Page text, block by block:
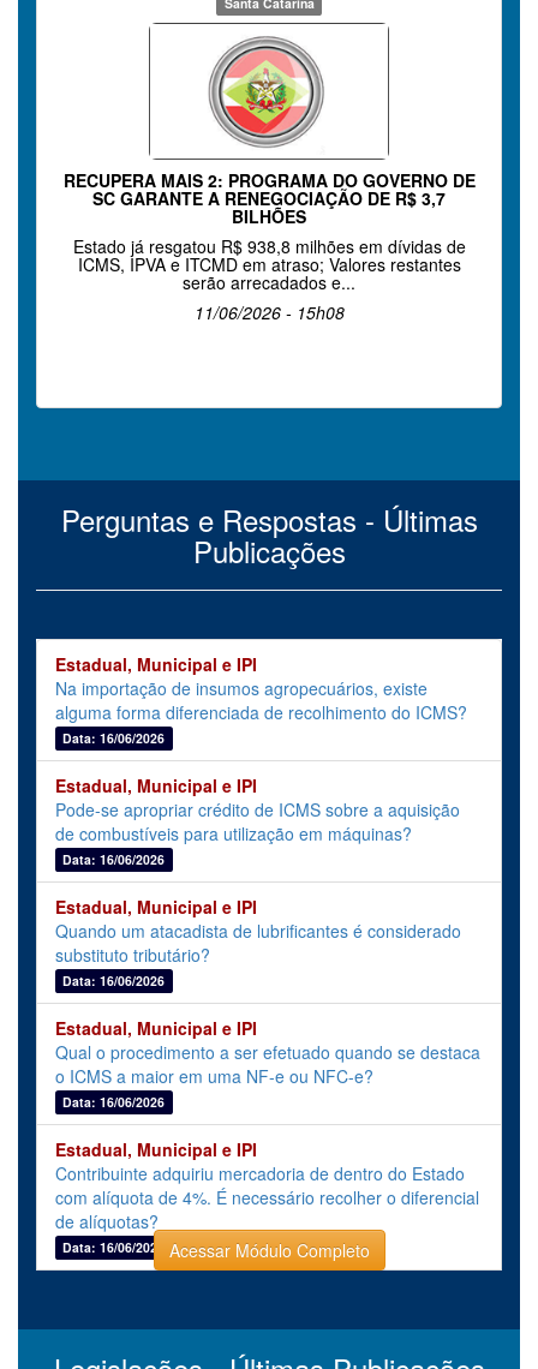
RECUPERA MAIS 2: PROGRAMA DO GOVERNO DE
SC GARANTE A RENEGOCIAÇÃO DE R$ 3,7
BILHÕES
Estado já resgatou R$ 938,8 milhões em dívidas de
ICMS, IPVA e ITCMD em atraso; Valores restantes
serão arrecadados e...
11/06/2026 - 15h08
Perguntas e Respostas - Últimas
Publicações
Estadual, Municipal e IPI
Na importação de insumos agropecuários, existe
alguma forma diferenciada de recolhimento do ICMS?
Data: 16/06/2026
Estadual, Municipal e IPI
Pode-se apropriar crédito de ICMS sobre a aquisição
de combustíveis para utilização em máquinas?
Data: 16/06/2026
Estadual, Municipal e IPI
Quando um atacadista de lubrificantes é considerado
substituto tributário?
Data: 16/06/2026
Estadual, Municipal e IPI
Qual o procedimento a ser efetuado quando se destaca
o ICMS a maior em uma NF-e ou NFC-e?
Data: 16/06/2026
Estadual, Municipal e IPI
Contribuinte adquiriu mercadoria de dentro do Estado
com alíquota de 4%. É necessário recolher o diferencial
de alíquotas?
Data: 16/06/2026 Acessar Módulo Completo